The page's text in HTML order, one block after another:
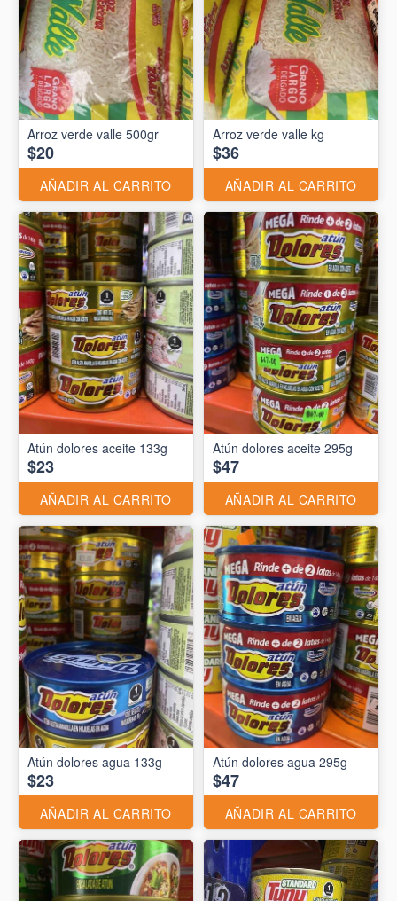
Arroz verde valle 500gr
$20
AÑADIR AL CARRITO
Arroz verde valle kg
$36
AÑADIR AL CARRITO
Atún dolores aceite 133g
$23
AÑADIR AL CARRITO
Atún dolores aceite 295g
$47
AÑADIR AL CARRITO
Atún dolores agua 133g
$23
AÑADIR AL CARRITO
Atún dolores agua 295g
$47
AÑADIR AL CARRITO